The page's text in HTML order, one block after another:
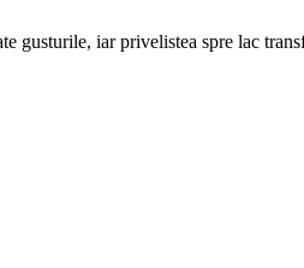
gusturile, iar privelistea spre lac